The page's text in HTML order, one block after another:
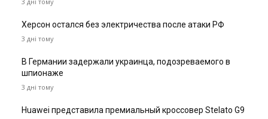
Херсон остался без электричества после атаки РФ
3 дні тому
В Германии задержали украинца, подозреваемого в
шпионаже
3 дні тому
Huawei представила премиальный кроссовер Stelato G9